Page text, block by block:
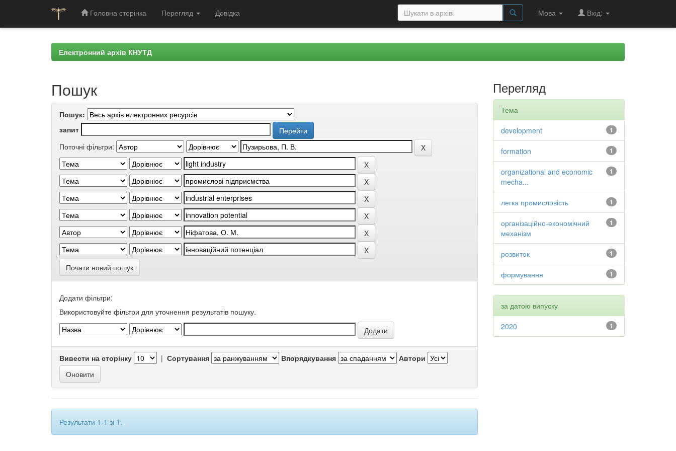
Головна сторінка Перегляд Довідка Мова Вхід:
Електронний архів КНУТД
Пошук
Пошук:
запит
Поточні фільтри:
Почати новий пошук
Додати фільтри:
Використовуйте фільтри для уточнення результатів пошуку.
Вивести на сторінку | Сортування Впорядкування Автори
Результати 1-1 зі 1.
Перегляд
Тема
1
development
1
formation
1
organizational and economic
mecha...
1
легка промисловість
1
організаційно-економічний
механізм
1
розвиток
1
формування
за датою випуску
1
2020